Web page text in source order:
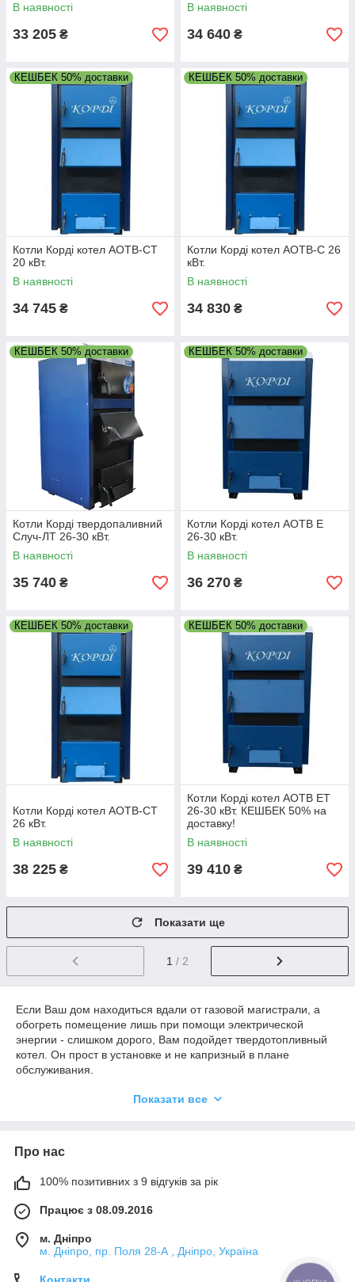
В наявності
33 205 ₴
В наявності
34 640 ₴
КЕШБЕК 50% доставки
Котли Корді котел АОТВ-СТ
20 кВт.
В наявності
34 745 ₴
КЕШБЕК 50% доставки
Котли Корді котел АОТВ-С 26
кВт.
В наявності
34 830 ₴
КЕШБЕК 50% доставки
Котли Корді твердопаливний
Случ-ЛТ 26-30 кВт.
В наявності
35 740 ₴
КЕШБЕК 50% доставки
Котли Корді котел АОТВ Е
26-30 кВт.
В наявності
36 270 ₴
КЕШБЕК 50% доставки
Котли Корді котел АОТВ-СТ
26 кВт.
В наявності
38 225 ₴
КЕШБЕК 50% доставки
Котли Корді котел АОТВ ЕТ
26-30 кВт. КЕШБЕК 50% на
доставку!
В наявності
39 410 ₴
Показати ще
1 / 2
Если Ваш дом находиться вдали от газовой магистрали, а
обогреть помещение лишь при помощи электрической
энергии - слишком дорого, Вам подойдет твердотопливный
котел. Он прост в установке и не капризный в плане
обслуживания.
отходы древесины, каменный уголь. В зависимости от
качественного топлива длительность работы котла на одной
менее 82%.
Показати все
Про нас
100% позитивних з 9 відгуків за рік
Працює з 08.09.2016
м. Дніпро
м. Дніпро, пр. Поля 28-А , Дніпро, Україна